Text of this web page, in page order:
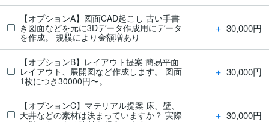
【オプションA】図面CAD起こし 古い手書
き図面などを元に3Dデータ作成用にデータ
を作成。 規模により金額増あり
＋ 30,000円
【オプションB】レイアウト提案 簡易平面
レイアウト、展開図など作成します。 図面
1枚につき30000円〜。
＋ 30,000円
【オプションC】マテリアル提案 床、壁、
天井などの素材は決まっていますか？ 実際
＋ 30,000円